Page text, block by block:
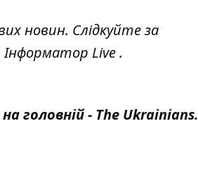
новин. Слідкуйте за
Інформатор Live.
головній - The Ukrainians.